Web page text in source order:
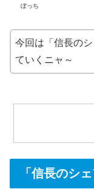
ぼっち
今回は「信長の
ていくニャ～
「信長のシ